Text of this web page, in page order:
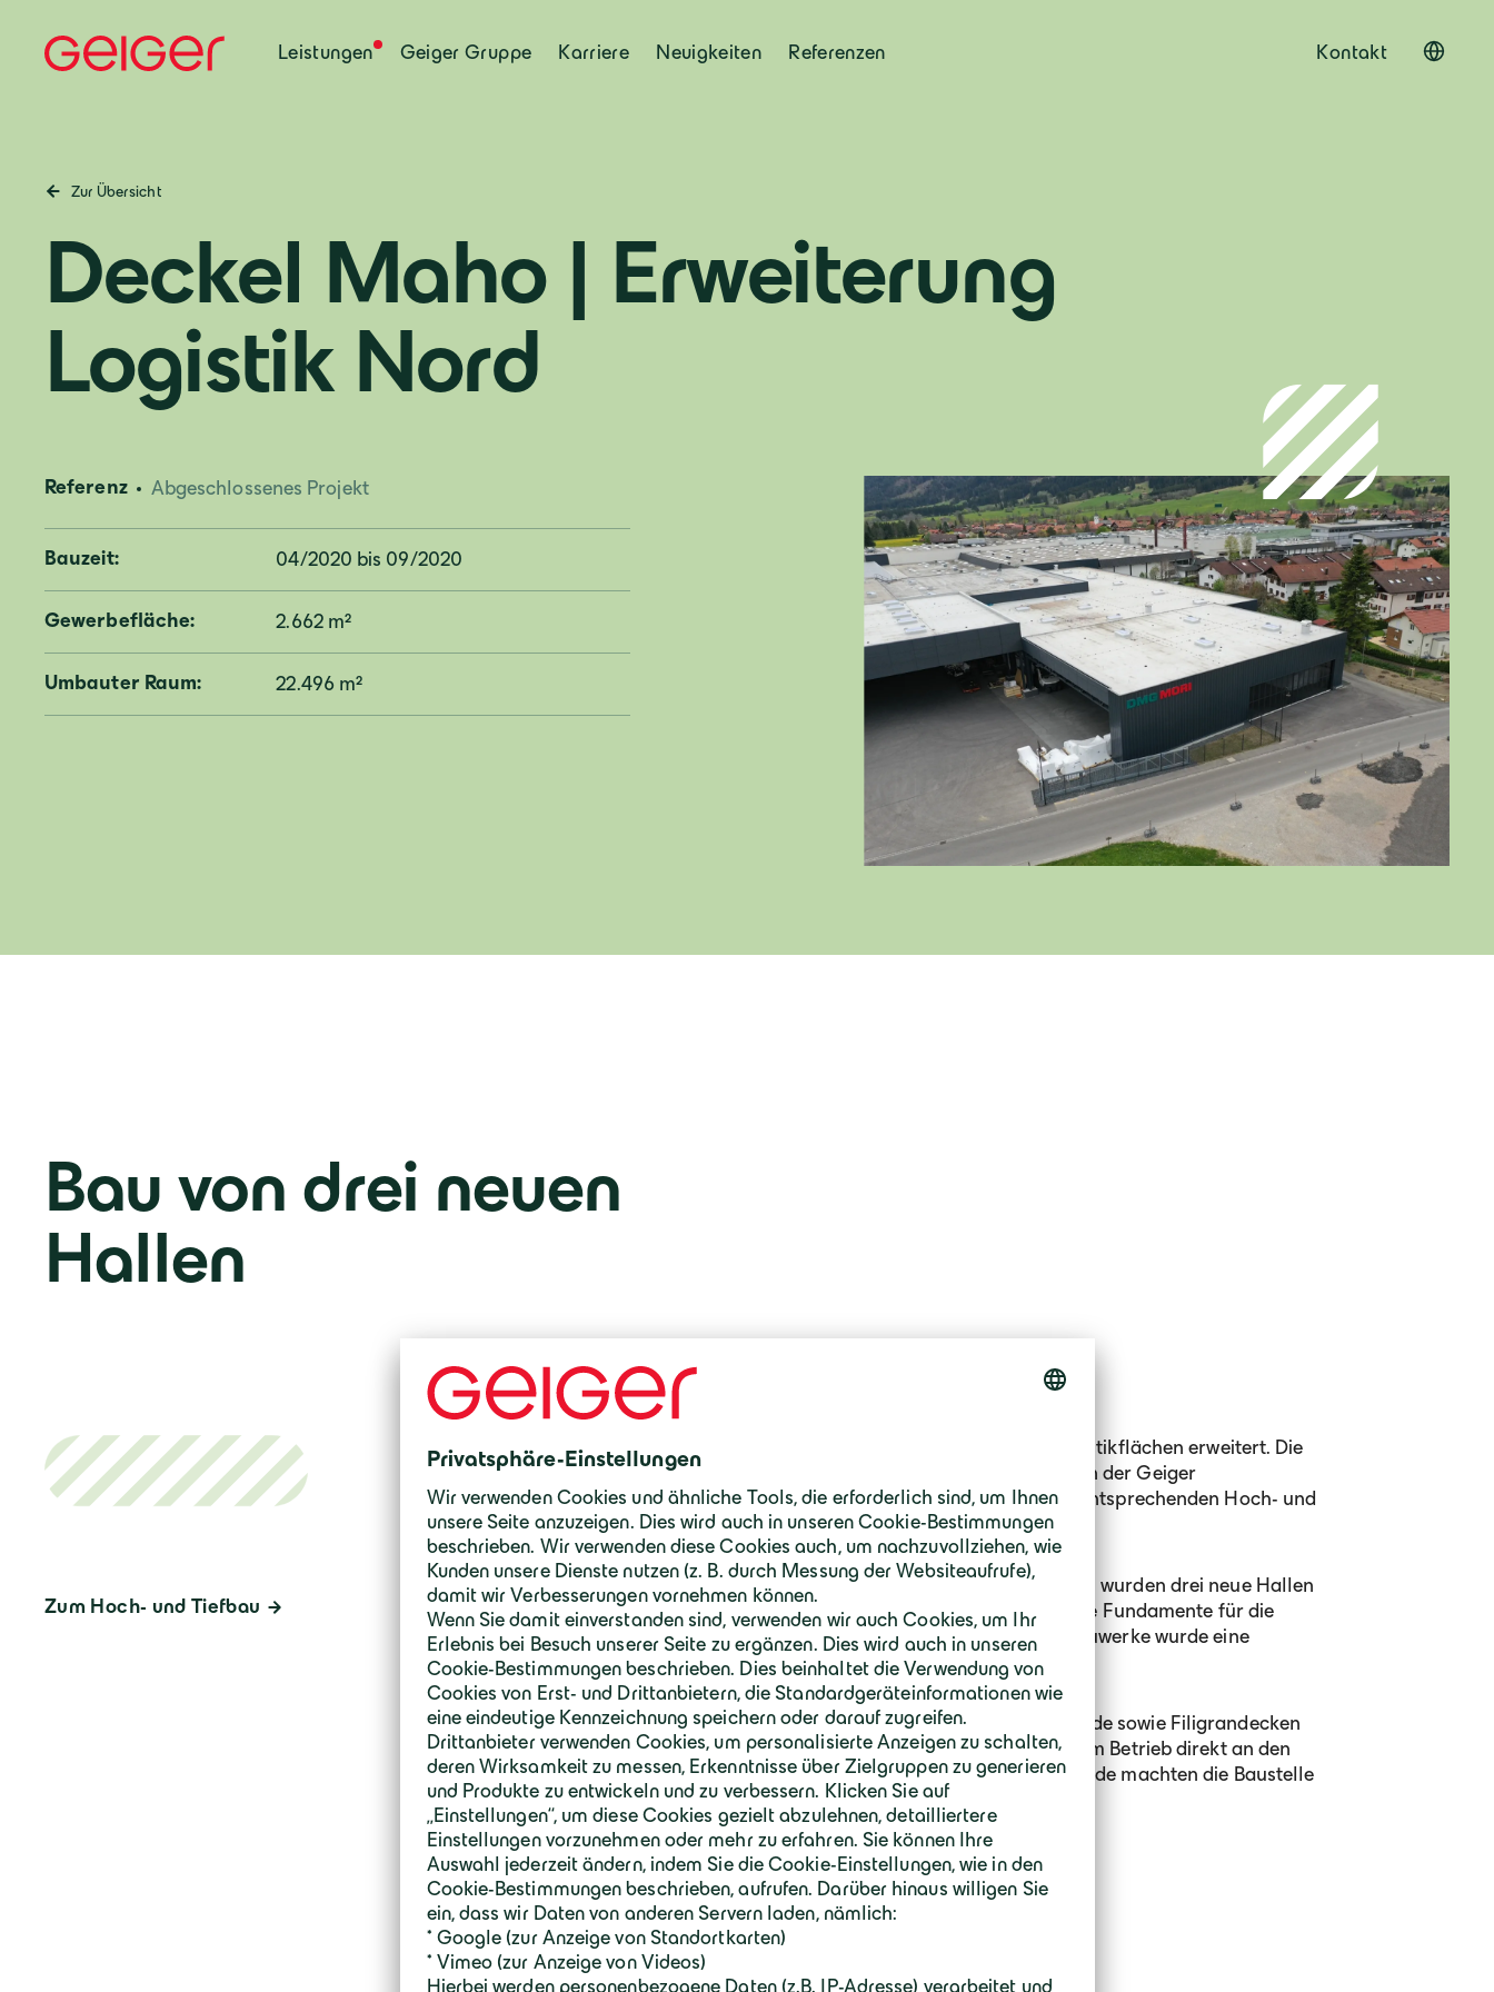
Leistungen Geiger Gruppe Karriere Neuigkeiten Referenzen Kontakt
Zur Übersicht
Deckel Maho | Erweiterung
Logistik Nord
Referenz Abgeschlossenes Projekt
Bauzeit: 04/2020 bis 09/2020
Gewerbefläche: 2.662 m²
Umbauter Raum: 22.496 m²
Bau von drei neuen
Hallen
Zum Hoch- und Tiefbau
Am Standort Pfronten hat die Deckel Maho ihre Logistikflächen erweitert. Die
Geiger Hoch- und Tiefbau GmbH & Co. KG wurde von der Geiger
Schlüsselfertigbau GmbH & Co. KG beauftragt, die entsprechenden Hoch- und
Tiefbauarbeiten für die Erweiterung durchzuführen.
Nach umfangreichen Erd- und Erschließungsarbeiten wurden drei neue Hallen
(Lagerhalle, B/F Lager und Kistenverladung) sowie die Fundamente für die
Überdachung des Versandhofes errichtet. Für die Bauwerke wurde eine
Fundamentgründung durchgeführt.
Teilweise wurden Hohlplattenwände und Thermowände sowie Filigrandecken
verwendet. Die Anbindung der Hallen unter laufendem Betrieb direkt an den
Bestand und bis zu zwölf Meter hohe Hohlplattenwände machten die Baustelle
anspruchsvoll aufwendig.